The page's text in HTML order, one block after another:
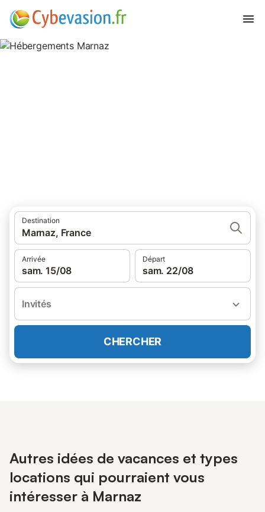
Destination
Marnaz, France
Arrivée
sam. 15/08
Départ
sam. 22/08
Invités
CHERCHER
Autres idées de vacances et types
locations qui pourraient vous
intéresser à Marnaz